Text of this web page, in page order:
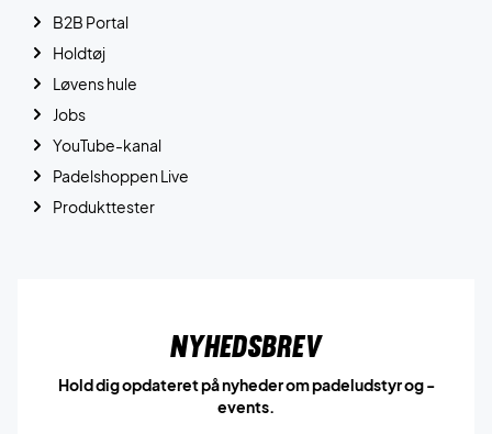
B2B Portal
Holdtøj
Løvens hule
Jobs
YouTube-kanal
Padelshoppen Live
Produkttester
Nyhedsbrev
Hold dig opdateret på nyheder om padeludstyr og -
events.